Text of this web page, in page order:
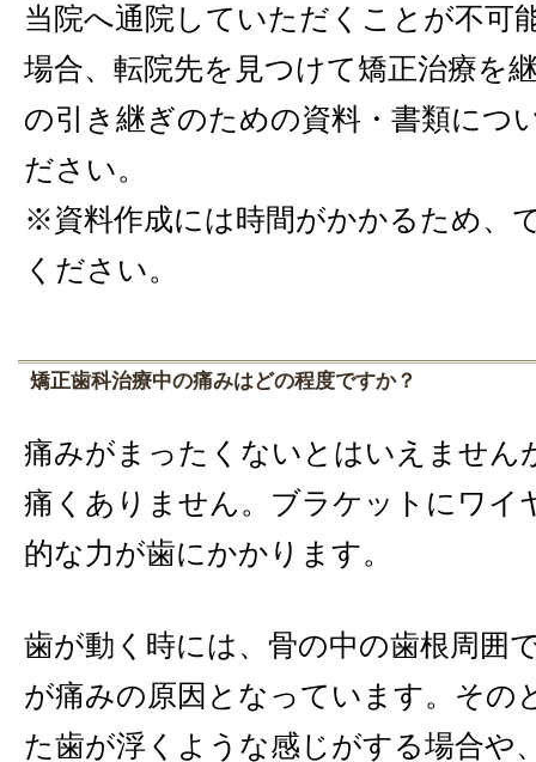
当院へ通院していただくことが不可
場合、転院先を見つけて矯正治療を
の引き継ぎのための資料・書類につ
ださい。
※資料作成には時間がかかるため、
ください。
矯正歯科治療中の痛みはどの程度ですか？
痛みがまったくないとはいえません
痛くありません。ブラケットにワイ
的な力が歯にかかります。
歯が動く時には、骨の中の歯根周囲
が痛みの原因となっています。その
た歯が浮くような感じがする場合や